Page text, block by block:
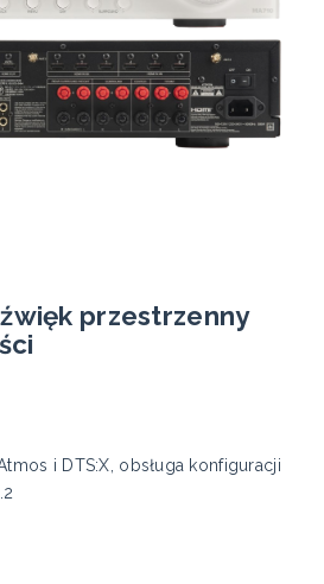
przestrzenny
i DTS:X, obsługa konfiguracji